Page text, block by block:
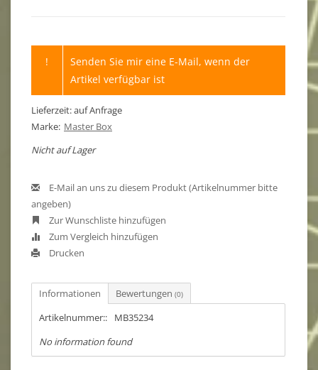
!
Senden Sie mir eine E-Mail, wenn der
Artikel verfügbar ist
Lieferzeit: auf Anfrage
Marke: Master Box
Nicht auf Lager
E-Mail an uns zu diesem Produkt (Artikelnummer bitte
angeben)
Zur Wunschliste hinzufügen
Zum Vergleich hinzufügen
Drucken
Informationen Bewertungen (0)
Artikelnummer::
MB35234
No information found